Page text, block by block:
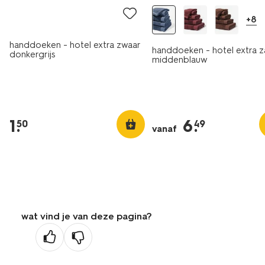
handdoeken - hotel extra zwaar
donkergrijs
1.
50
+8
handdoeken - hotel extra
middenblauw
vanaf 6.
49
wat vind je van deze pagina?